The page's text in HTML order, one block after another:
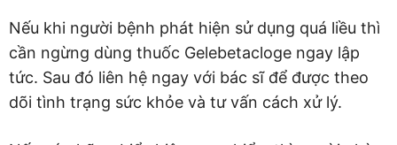
Nếu khi người bệnh phát hiện sử dụng quá liều thì
cần ngừng dùng thuốc Gelebetacloge ngay lập
tức. Sau đó liên hệ ngay với bác sĩ để được theo
dõi tình trạng sức khỏe và tư vấn cách xử lý.